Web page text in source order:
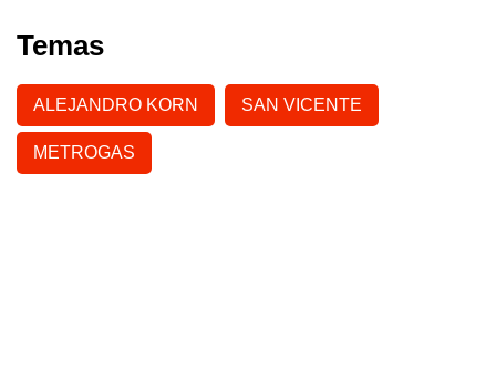
Temas
ALEJANDRO KORN SAN VICENTE
METROGAS